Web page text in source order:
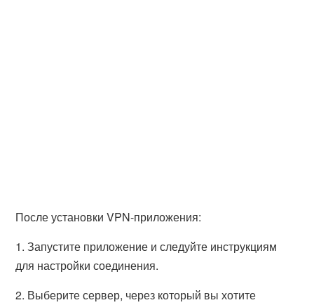
После установки VPN-приложения:
1. Запустите приложение и следуйте инструкциям
для настройки соединения.
2. Выберите сервер, через который вы хотите